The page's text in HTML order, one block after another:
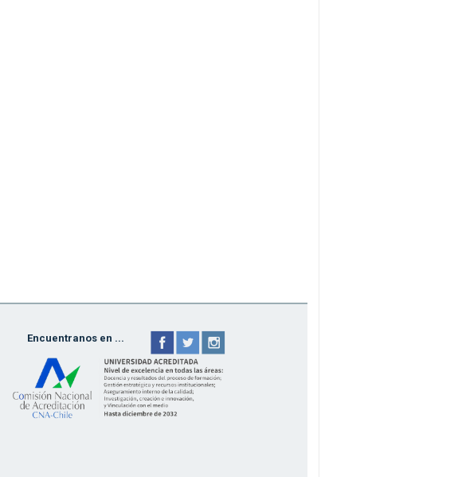
Encuentranos en ...